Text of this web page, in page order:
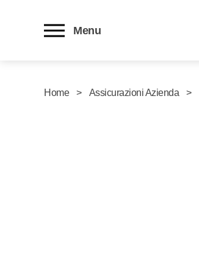
Menu
Home Assicurazioni Azienda